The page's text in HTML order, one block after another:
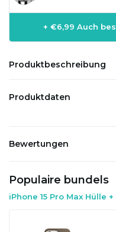
+ €6,99 Auch
Produktbeschreibung
Produktdaten
Bewertungen
Populaire bundels
iPhone 15 Pro Max Hülle